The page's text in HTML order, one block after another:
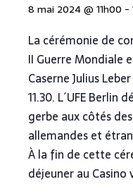
8 mai 2024 @ 11h00 -
La cérémonie de
II Guerre Mondiale
Caserne Julius
11.30. L´UFE Berlin
gerbe aux côtés
allemandes et
À la fin de cette
déjeuner au Casino